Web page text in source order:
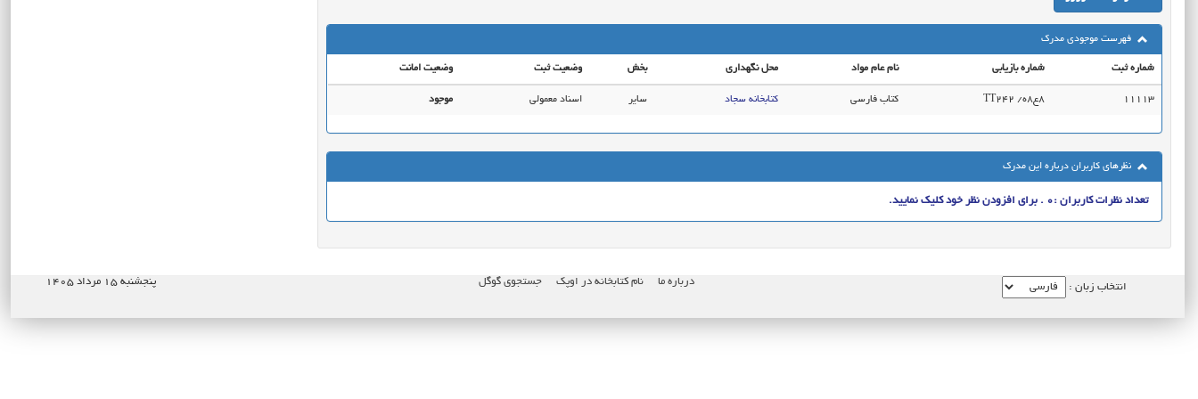
فهرست موجودی مدرک
شماره ثبت شماره بازیابی نام عام مواد محل نگهداری بخش وضعیت ثبت وضعیت امانت
11113 TT242‭ /ه8ع8 کتاب فارسی کتابخانه سجاد سایر اسناد معمولی موجود
نظرهای کاربران درباره این مدرک
تعداد نظرات کاربران :0 . برای افزودن نظر خود کلیک نمایید.
درباره ما نام کتابخانه در اوپک جستجوی گوگل پنجشنبه ۱۵ مرداد ۱۴۰۵ انتخاب زبان :